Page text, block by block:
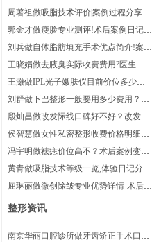
感受分享,牙齿种植医生案例点评,医生
优势介绍
周著祖做吸脂技术评价|案例过程分享-
吸脂项目术后恢复案例评价_医生擅长
郭金才做瘦脸专业测评!术后案例日记,
医生介绍-瘦脸项目案例变化评价
刘兵做自体脂肪填充手术优点简介!案例
日记，自体脂肪填充医生术后体验过程
点评_医生擅长
王晓娟做去腋臭实际收费费用?医生实
力盘点_去腋臭医生案例体验点评！术
后案例曝光
王灏做IPL光子嫩肤仪目前价位多少？
IPL光子嫩肤仪项目术后案例点评!医生
简介-术后案例过程分享
刘群做下巴整形一般要用多少费用？医
生实力简介，案例记录反馈-下巴整形医
生体验感受评价
殷灿昌做改发际线口碑好不好？改发际
线项目案例感受评价|术后案例感受分
享，医生优势
侯智慧做女性私密整形收费价格明细？
术后案例体验反馈|女性私密整形项目恢
复案例点评，医生优势简介
冯宇明做祛痣价位高不？术后案例变化
反馈!医生信息，祛痣项目术后案例变化
点评
黄青做吸脂技术等级一览,体验日记分
享，吸脂医生术后体验过程评价~医生
擅长
屈琳丽做微创除皱专业优势详情-术后体
点评，医生实力简介
整形资讯
南京华丽口腔诊所做牙齿矫正手术口碑